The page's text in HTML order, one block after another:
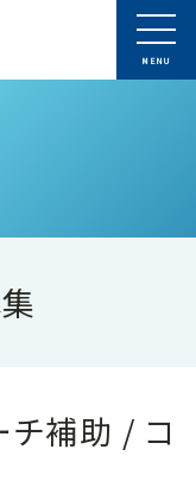
MENU
チ補助 / コ